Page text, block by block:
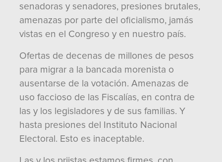
senadoras y senadores, presiones brutales,
amenazas por parte del oficialismo, jamás
vistas en el Congreso y en nuestro país.
Ofertas de decenas de millones de pesos
para migrar a la bancada morenista o
ausentarse de la votación. Amenazas de
uso faccioso de las Fiscalías, en contra de
las y los legisladores y de sus familias. Y
hasta presiones del Instituto Nacional
Electoral. Esto es inaceptable.